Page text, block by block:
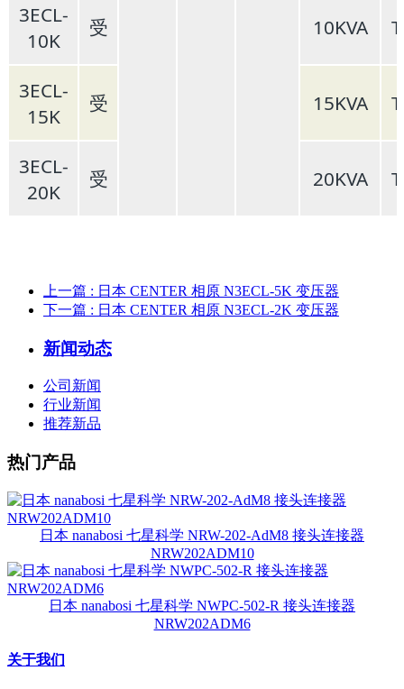
3ECL-
10K
受 10KVA
3ECL-
15K
受 15KVA
3ECL-
20K
受 20KVA
上一篇 : 日本 CENTER 相原 N3ECL-5K 变压器
下一篇 : 日本 CENTER 相原 N3ECL-2K 变压器
新闻动态
公司新闻
行业新闻
推荐新品
热门产品
日本 nanabosi 七星科学 NRW-202-AdM8 接头连接器
NRW202ADM10
日本 nanabosi 七星科学 NWPC-502-R 接头连接器
NRW202ADM6
关于我们